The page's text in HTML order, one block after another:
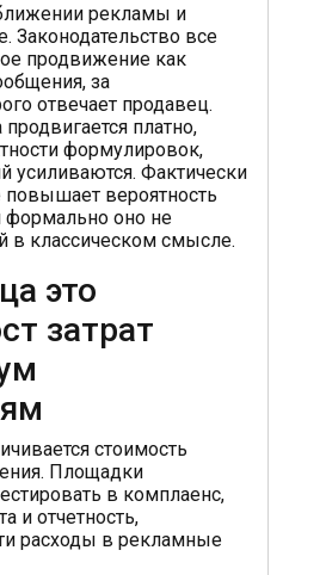
рекламы и
Законодательство все
продвижение как
за
отвечает продавец.
платно,
формулировок,
усиливаются. Фактически
вероятность
формально оно не
в классическом смысле.
это
затрат
стоимость
Площадки
в комплаенс,
и отчетность,
расходы в рекламные